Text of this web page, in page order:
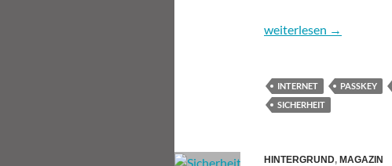
Sicherheit im Internet –
weiterlesen →
INTERNET PASSKEY
SICHERHEIT
HINTERGRUND, MAGAZIN